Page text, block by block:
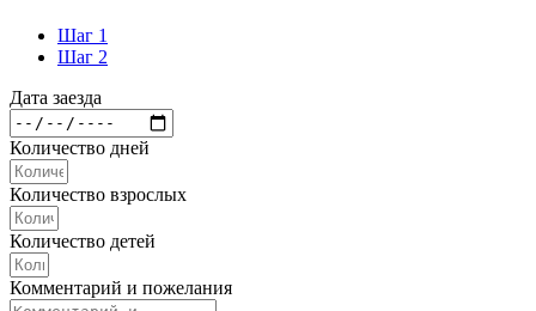
Шаг 1
Шаг 2
Дата заезда
Количество дней
Количество взрослых
Количество детей
Комментарий и пожелания